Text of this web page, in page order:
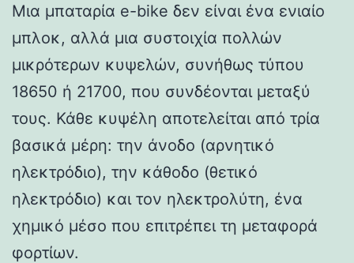
Μια μπαταρία e-bike δεν είναι ένα ενιαίο
μπλοκ, αλλά μια συστοιχία πολλών
μικρότερων κυψελών, συνήθως τύπου
18650 ή 21700, που συνδέονται μεταξύ
τους. Κάθε κυψέλη αποτελείται από τρία
βασικά μέρη: την άνοδο (αρνητικό
ηλεκτρόδιο), την κάθοδο (θετικό
ηλεκτρόδιο) και τον ηλεκτρολύτη, ένα
χημικό μέσο που επιτρέπει τη μεταφορά
φορτίων.